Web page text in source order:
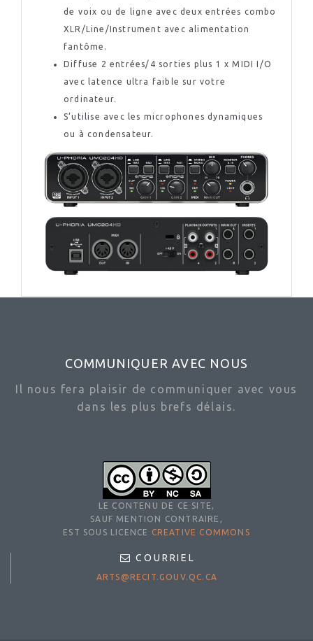
de voix ou de ligne avec deux entrées combo
XLR/Line/Instrument avec alimentation
fantôme.
Diffuse 2 entrées/4 sorties plus 1 x MIDI I/O
avec latence ultra faible sur votre
ordinateur.
S’utilise avec les microphones dynamiques
ou à condensateur.
COMMUNIQUER AVEC NOUS
Il nous fera plaisir de communiquer avec vous
dans les plus brefs délais.
LE CONTENU DE CE SITE,
SAUF MENTION CONTRAIRE,
EST SOUS LICENCE
CREATIVE COMMONS
COURRIEL
ARTS@RECIT.GOUV.QC.CA